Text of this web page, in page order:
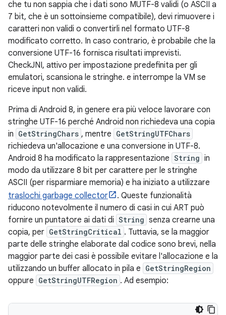
che tu non sappia che i dati sono MUTF-8 validi (o ASCII a
7 bit, che è un sottoinsieme compatibile), devi rimuovere i
caratteri non validi o convertirli nel formato UTF-8
modificato corretto. In caso contrario, è probabile che la
conversione UTF-16 fornisca risultati imprevisti.
CheckJNI, attivo per impostazione predefinita per gli
emulatori, scansiona le stringhe. e interrompe la VM se
riceve input non validi.
Prima di Android 8, in genere era più veloce lavorare con
stringhe UTF-16 perché Android non richiedeva una copia
in GetStringChars , mentre GetStringUTFChars
richiedeva un'allocazione e una conversione in UTF-8.
Android 8 ha modificato la rappresentazione String in
modo da utilizzare 8 bit per carattere per le stringhe
ASCII (per risparmiare memoria) e ha iniziato a utilizzare
traslochi garbage collector
. Queste funzionalità
riducono notevolmente il numero di casi in cui ART può
fornire un puntatore ai dati di String senza crearne una
copia, per GetStringCritical . Tuttavia, se la maggior
parte delle stringhe elaborate dal codice sono brevi, nella
maggior parte dei casi è possibile evitare l'allocazione e la
utilizzando un buffer allocato in pila e GetStringRegion
oppure GetStringUTFRegion . Ad esempio: